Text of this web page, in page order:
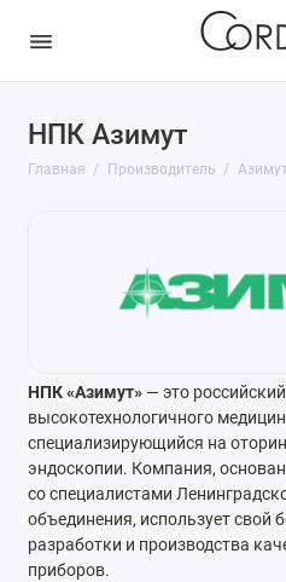
НПК Азимут
Главная Производитель
НПК «Азимут»— это
высокотехнологичного
специализирующийся на
эндоскопии. Компания,
со специалистами
объединения, использует свой
разработки и производства
приборов.